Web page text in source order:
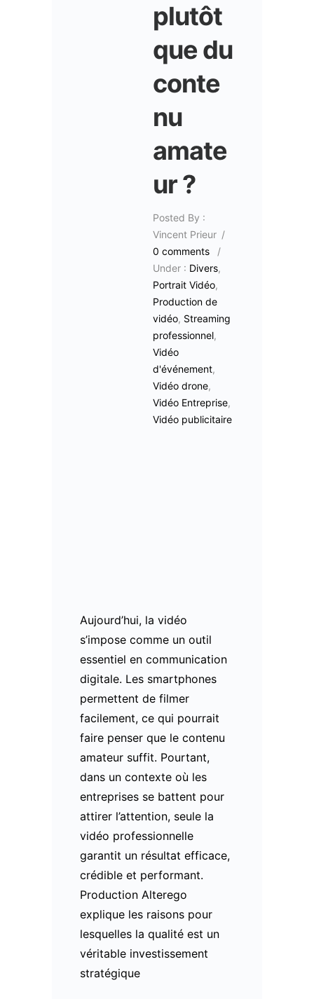
plutôt
que du
conte
nu
amate
ur ?
Posted By :
Vincent Prieur /
0 comments
/
Under : Divers,
Portrait Vidéo,
Production de
vidéo, Streaming
professionnel,
Vidéo
d'événement,
Vidéo drone,
Vidéo Entreprise,
Vidéo publicitaire
Aujourd’hui, la vidéo
s’impose comme un outil
essentiel en communication
digitale. Les smartphones
permettent de filmer
facilement, ce qui pourrait
faire penser que le contenu
amateur suffit. Pourtant,
dans un contexte où les
entreprises se battent pour
attirer l’attention, seule la
vidéo professionnelle
garantit un résultat efficace,
crédible et performant.
Production Alterego
explique les raisons pour
lesquelles la qualité est un
véritable investissement
stratégique